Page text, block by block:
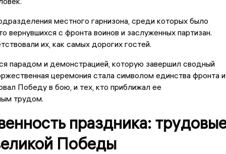
местного гарнизона, среди которых было
вернувшихся с фронта воинов и заслуженных партизан.
их, как самых дорогих гостей.
парадом и демонстрацией, которую завершил сводный
церемония стала символом единства фронта и
Победу в бою, и тех, кто приближал ее
трудом.
праздника:
Победы